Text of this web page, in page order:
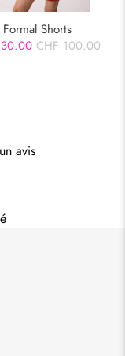
Formal Shorts
CHF 100.00
avis